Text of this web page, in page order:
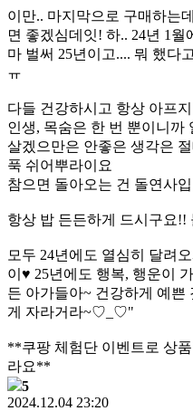
이만.. 마지막으로 구매하는
면 좋겠심데잇! 하.. 24년 1월
마 벌써 25년이고.... 뭐 했다
ㅠ
다들 건강하시고 항상 아프
인생, 목숨은 한 번 뿐이니까
살겠으만은 안좋은 생각은
푹 쉬어뿌라이요
참으면 돌아오는 건 돌연사
항상 밥 든든하게 드시구요!!
모두 24년에도 열심히 달려
이♥︎ 25년에도 행복, 행운이
든 아가들아~ 건강하게 예쁜
게 자라거라~♡_♡"
**쿠팡 체험단 이벤트로 상
라요**
5
2024.12.04 23:20